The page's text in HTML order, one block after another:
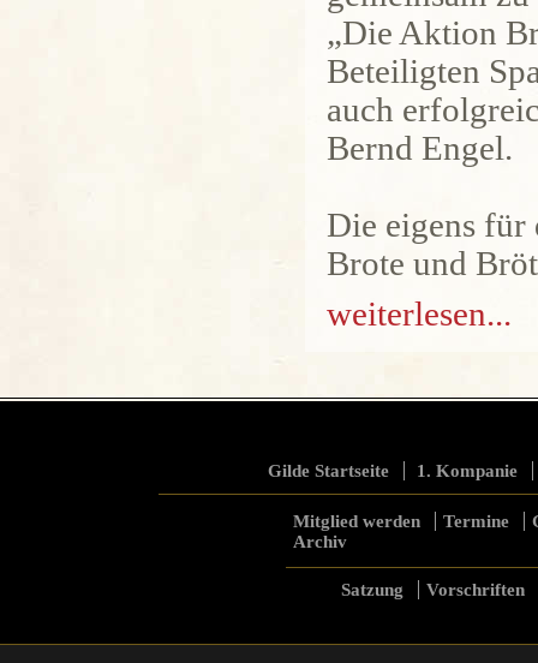
„Die Aktion
Beteiligten
auch
Bernd Engel.
Die eigens für
Brote und
weiterlesen...
Gilde Startseite 1. Kompanie
Mitglied werden Termine
Archiv
Satzung Vorschriften